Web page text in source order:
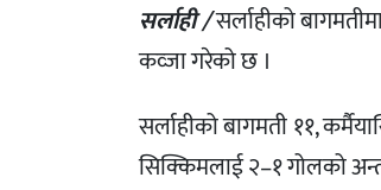
सर्लाही /सर्लाहीको
कव्जा गरेको छ ।
सर्लाहीको बागमती ११,
सिक्किमलाई २–१ गोलको